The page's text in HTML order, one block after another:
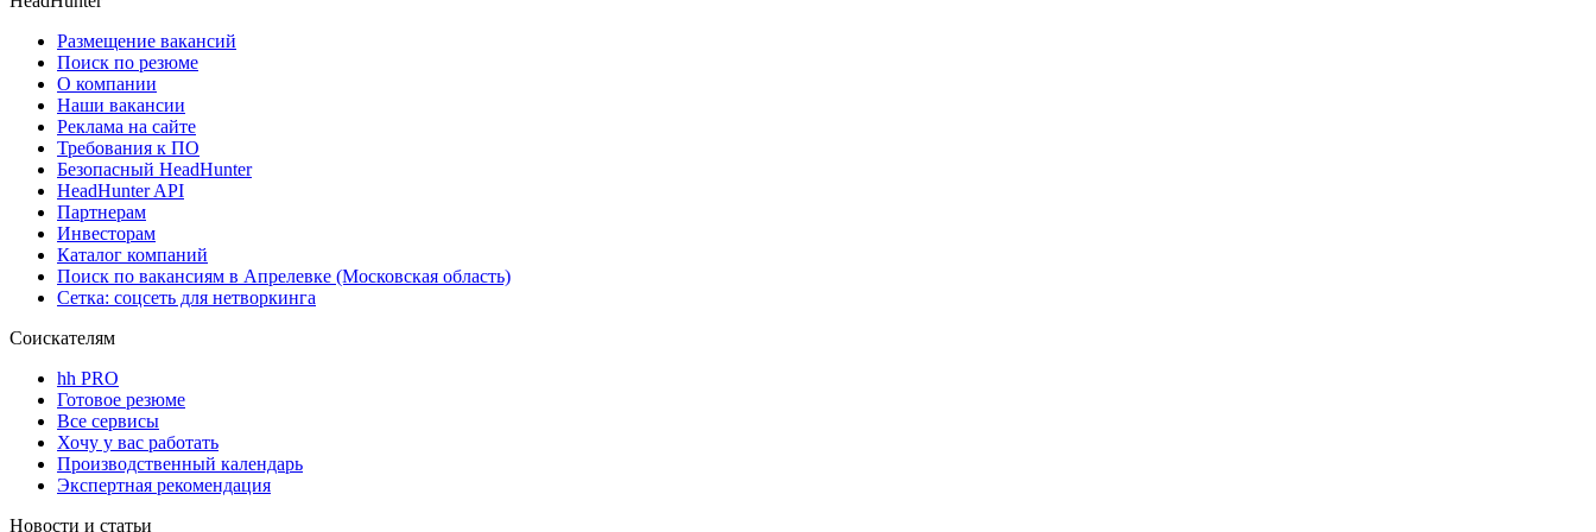
Размещение вакансий
Поиск по резюме
О компании
Наши вакансии
Реклама на сайте
Требования к ПО
Безопасный HeadHunter
HeadHunter API
Партнерам
Инвесторам
Каталог компаний
Поиск по вакансиям в Апрелевке (Московская область)
Сетка: соцсеть для нетворкинга
Соискателям
hh PRO
Готовое резюме
Все сервисы
Хочу у вас работать
Производственный календарь
Экспертная рекомендация
Новости и статьи